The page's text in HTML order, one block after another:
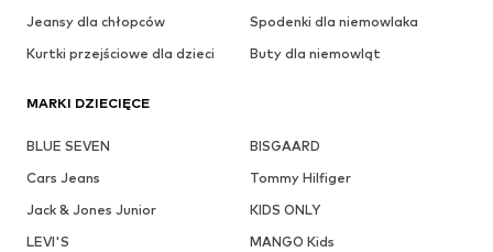
Jeansy dla chłopców
Spodenki dla niemowlaka
Kurtki przejściowe dla dzieci
Buty dla niemowląt
MARKI DZIECIĘCE
BLUE SEVEN
BISGAARD
Cars Jeans
Tommy Hilfiger
Jack & Jones Junior
KIDS ONLY
LEVI'S
MANGO Kids